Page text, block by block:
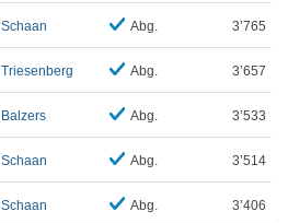
Schaan Abg. 3’765
Triesenberg Abg. 3’657
Balzers Abg. 3’533
Schaan Abg. 3’514
Schaan Abg. 3’406